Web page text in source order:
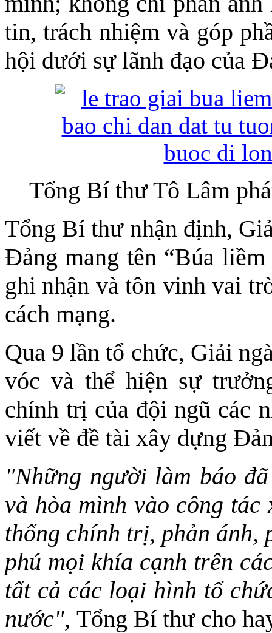
tin, trách nhiệm và góp
hội dưới sự lãnh đạo của
Tổng Bí thư Tô Lâm
Tổng Bí thư nhận định,
Đảng mang tên “Búa
ghi nhận và tôn vinh vai
cách mạng.
Qua 9 lần tổ chức, Giải
vóc và thể hiện sự
chính trị của đội ngũ các
viết về đề tài xây dựng
"Những người làm báo
và hòa mình vào công
thống chính trị, phản ánh,
phú mọi khía cạnh trên
tất cả các loại hình tổ
nước", Tổng Bí thư cho